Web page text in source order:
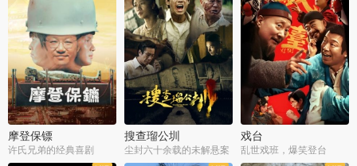
摩登保镖
许氏兄弟的经典喜剧
搜查瑠公圳
尘封六十余载的未解悬案
戏台
乱世戏班，爆笑登台